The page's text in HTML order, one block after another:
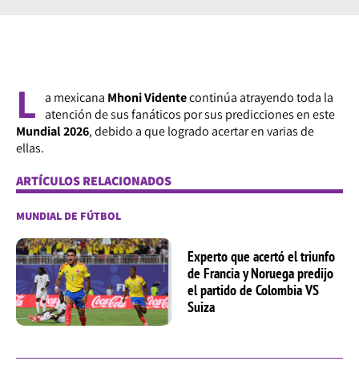
L a mexicana Mhoni Videntecontinúa atrayendo toda la
atención de sus fanáticos por sus predicciones en este
Mundial 2026, debido a que logrado acertar en varias de
ellas.
ARTÍCULOS RELACIONADOS
MUNDIAL DE FÚTBOL
Experto que acertó el triunfo
de Francia y Noruega predijo
el partido de Colombia VS
Suiza